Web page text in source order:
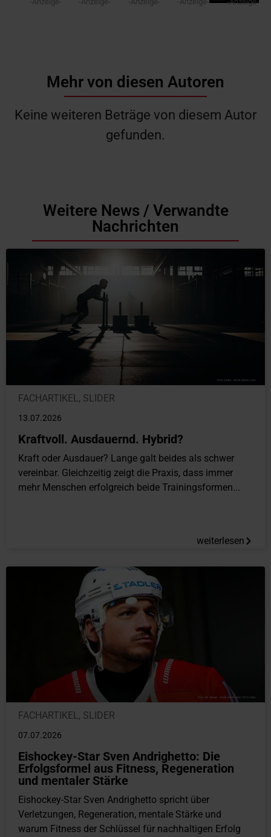
Mehr von diesen Autoren
Keine weiteren Beträge von diesem Autor
gefunden.
Weitere News / Verwandte
Nachrichten
FACHARTIKEL, SLIDER
13.07.2026
Kraftvoll. Ausdauernd. Hybrid?
Kraft oder Ausdauer? Lange galt beides als schwer
vereinbar. Gleichzeitig zeigt die Praxis, dass immer
mehr Menschen erfolgreich beide Trainingsformen...
weiterlesen
FACHARTIKEL, SLIDER
07.07.2026
Eishockey-Star Sven Andrighetto: Die
Erfolgsformel aus Fitness, Regeneration
und mentaler Stärke
Eishockey-Star Sven Andrighetto spricht über
Verletzungen, Regeneration, mentale Stärke und
warum Fitness der Schlüssel für nachhaltigen Erfolg